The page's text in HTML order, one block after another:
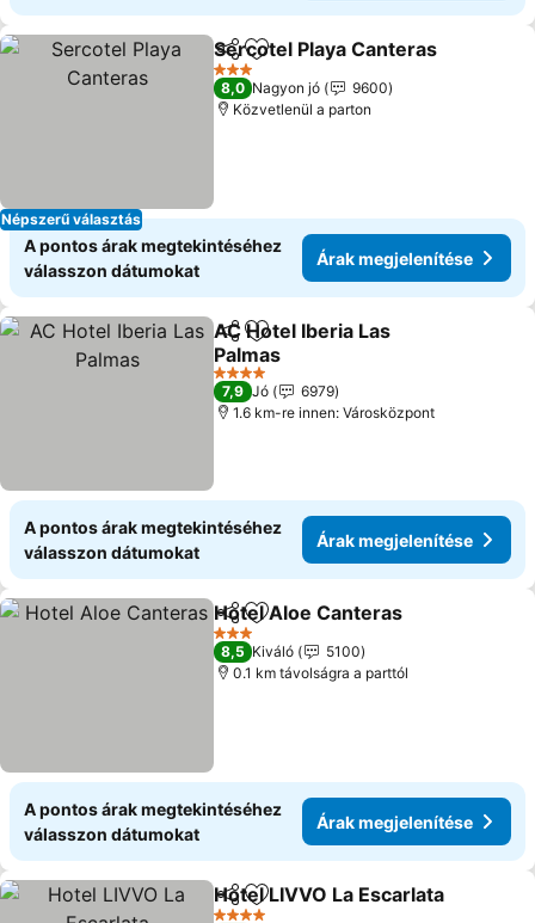
Népszerű választás
Megosztás
Hozzáadás a kedvencekhez
Sercotel Playa Canteras
3 Kategória
8,0 Nagyon jó
9600
Közvetlenül a parton
A pontos árak megtekintéséhez
válasszon dátumokat
Árak megjelenítése
Megosztás
Hozzáadás a kedvencekhez
AC Hotel Iberia Las
Palmas
4 Kategória
7,9 Jó
6979
1.6 km-re innen: Városközpont
A pontos árak megtekintéséhez
válasszon dátumokat
Árak megjelenítése
Megosztás
Hozzáadás a kedvencekhez
Hotel Aloe Canteras
3 Kategória
8,5 Kiváló
5100
0.1 km távolságra a parttól
A pontos árak megtekintéséhez
válasszon dátumokat
Árak megjelenítése
Megosztás
Hozzáadás a kedvencekhez
Hotel LIVVO La Escarlata